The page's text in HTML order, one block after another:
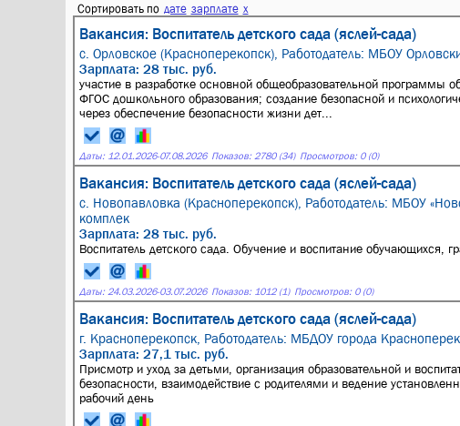
Сортировать по дате зарплате x
Вакансия: Воспитатель детского сада (яслей-сада)
с. Орловское (Красноперекопск), Работодатель: МБОУ
Зарплата: 28 тыс. руб.
участие в разработке основной общеобразовательной программы
ФГОС дошкольного образования; создание безопасной и
через обеспечение безопасности жизни дет...
Даты: 12.01.2026-07.08.2026 Показов: 2780 (34) Просмотров: 0 (0)
Вакансия: Воспитатель детского сада (яслей-сада)
с. Новопавловка (Красноперекопск), Работодатель: МБОУ
комплек
Зарплата: 28 тыс. руб.
Воспитатель детского сада. Обучение и воспитание обучающихся,
Даты: 24.03.2026-03.07.2026 Показов: 1012 (1) Просмотров: 0 (0)
Вакансия: Воспитатель детского сада (яслей-сада)
г. Красноперекопск, Работодатель: МБДОУ города
Зарплата: 27,1 тыс. руб.
Присмотр и уход за детьми, организация образовательной и
безопасности, взаимодействие с родителями и ведение
рабочий день